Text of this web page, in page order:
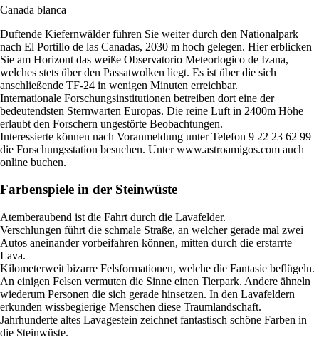
Canada blanca
Duftende Kiefernwälder führen Sie weiter durch den Nationalpark
nach El Portillo de las Canadas, 2030 m hoch gelegen. Hier erblicken
Sie am Horizont das weiße Observatorio Meteorlogico de Izana,
welches stets über den Passatwolken liegt. Es ist über die sich
anschließende TF-24 in wenigen Minuten erreichbar.
Internationale Forschungsinstitutionen betreiben dort eine der
bedeutendsten Sternwarten Europas. Die reine Luft in 2400m Höhe
erlaubt den Forschern ungestörte Beobachtungen.
Interessierte können nach Voranmeldung unter Telefon 9 22 23 62 99
die Forschungsstation besuchen. Unter www.astroamigos.com auch
online buchen.
Farbenspiele in der Steinwüste
Atemberaubend ist die Fahrt durch die Lavafelder.
Verschlungen führt die schmale Straße, an welcher gerade mal zwei
Autos aneinander vorbeifahren können, mitten durch die erstarrte
Lava.
Kilometerweit bizarre Felsformationen, welche die Fantasie beflügeln.
An einigen Felsen vermuten die Sinne einen Tierpark. Andere ähneln
wiederum Personen die sich gerade hinsetzen. In den Lavafeldern
erkunden wissbegierige Menschen diese Traumlandschaft.
Jahrhunderte altes Lavagestein zeichnet fantastisch schöne Farben in
die Steinwüste.